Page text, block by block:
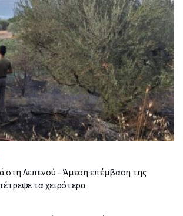
στη Λεπενού – Άμεση επέμβαση της
τα χειρότερα